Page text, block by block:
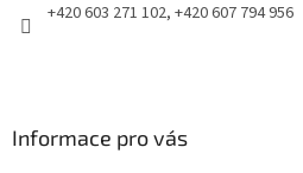
+420 603 271 102, +420 607 794 956
Informace pro vás